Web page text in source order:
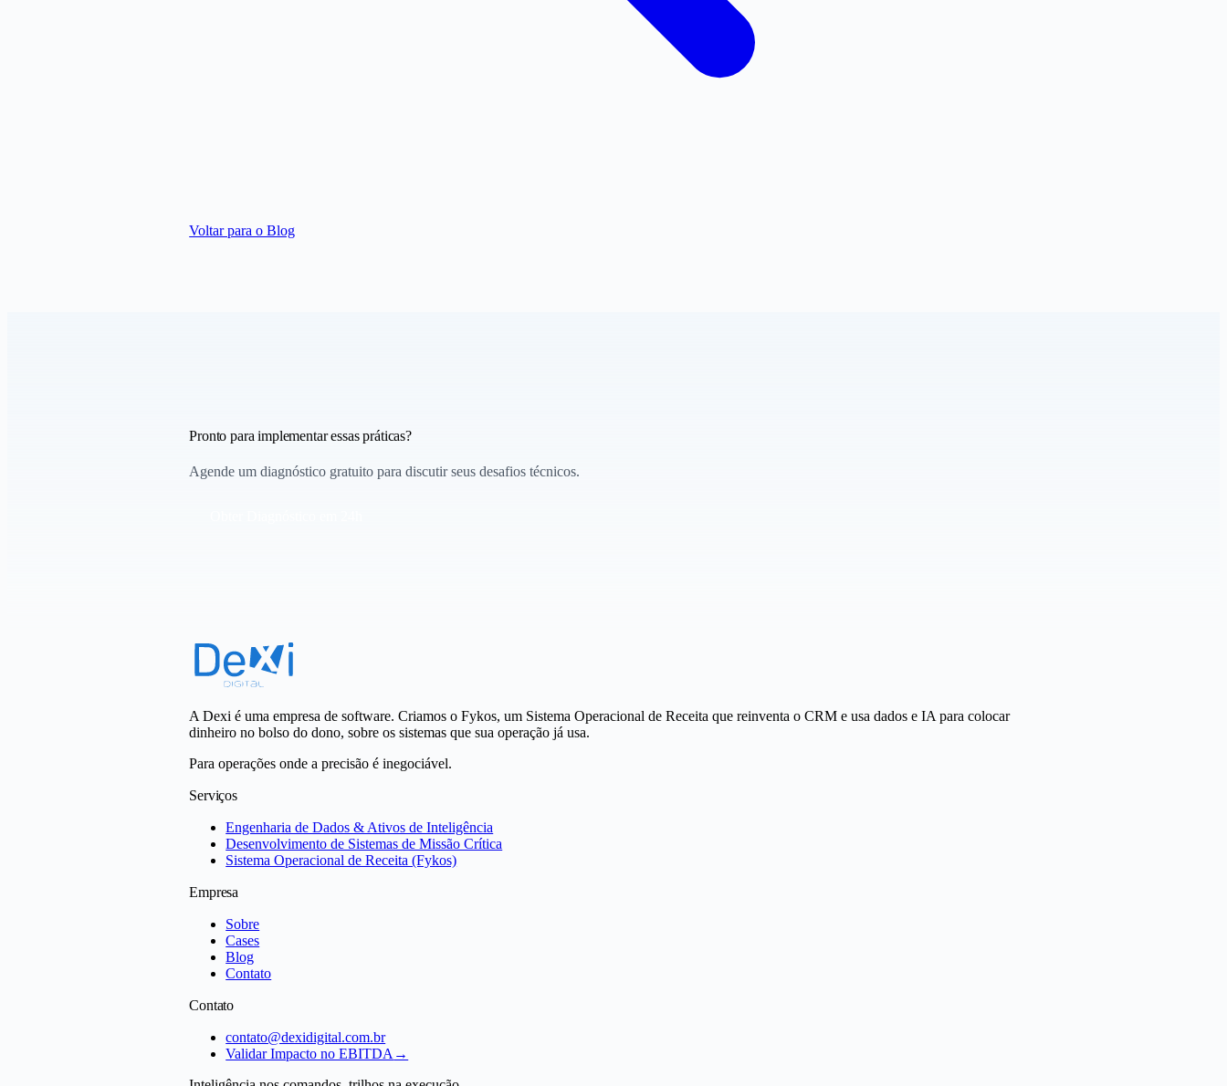
Voltar para o Blog
Pronto para implementar essas práticas?
Agende um diagnóstico gratuito para discutir seus desafios técnicos.
A Dexi é uma empresa de software. Criamos o Fykos, um Sistema Operacional de Receita que reinventa o CRM e usa dados e IA para colocar
dinheiro no bolso do dono, sobre os sistemas que sua operação já usa.
Para operações onde a precisão é inegociável.
Serviços
Engenharia de Dados & Ativos de Inteligência
Desenvolvimento de Sistemas de Missão Crítica
Sistema Operacional de Receita (Fykos)
Empresa
Sobre
Cases
Blog
Contato
Contato
contato@dexidigital.com.br
Validar Impacto no EBITDA →